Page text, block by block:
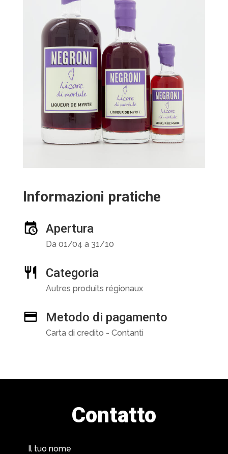
Informazioni pratiche
Apertura
Da 01/04 a 31/10
Categoria
Autres produits régionaux
Metodo di pagamento
Carta di credito - Contanti
Contatto
Il tuo nome